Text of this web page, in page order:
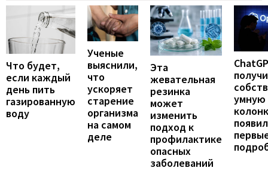
Что будет,
если каждый
день пить
газированную
воду
Ученые
выяснили,
что
ускоряет
старение
организма
на самом
деле
Эта
жевательная
резинка
может
изменить
подход к
профилактике
опасных
заболеваний
умную